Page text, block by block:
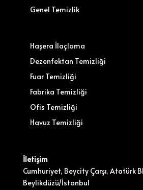
Genel Temizlik
Haşera İlaçlama
Dezenfektan Temizliği
Fuar Temizliği
Fabrika Temizliği
Ofis Temizliği
Havuz Temizliği
İletişim
Cumhuriyet, Beycity Çarşı, Atatürk
Beylikdüzü/İstanbul